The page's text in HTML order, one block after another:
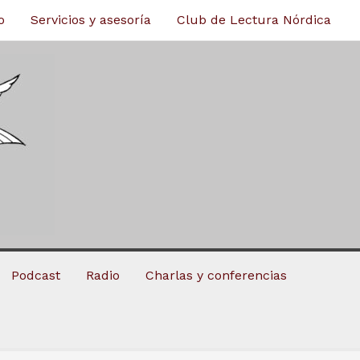
Servicios y asesoría Club de Lectura Nórdica
Podcast Radio Charlas y conferencias